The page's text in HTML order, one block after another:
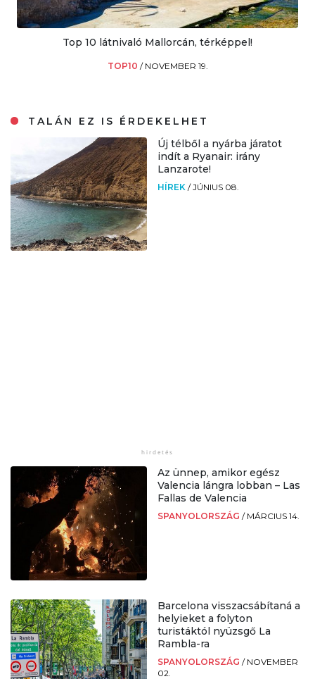
Top 10 látnivaló Mallorcán, térképpel!
TOP10 / NOVEMBER 19.
TALÁN EZ IS ÉRDEKELHET
Új télből a nyárba járatot
indít a Ryanair: irány
Lanzarote!
HÍREK /JÚNIUS 08.
Az ünnep, amikor egész
Valencia lángra lobban – Las
Fallas de Valencia
SPANYOLORSZÁG / MÁRCIUS 14.
Barcelona visszacsábítaná a
helyieket a folyton
turistáktól nyüzsgő La
Rambla-ra
SPANYOLORSZÁG / NOVEMBER
02.